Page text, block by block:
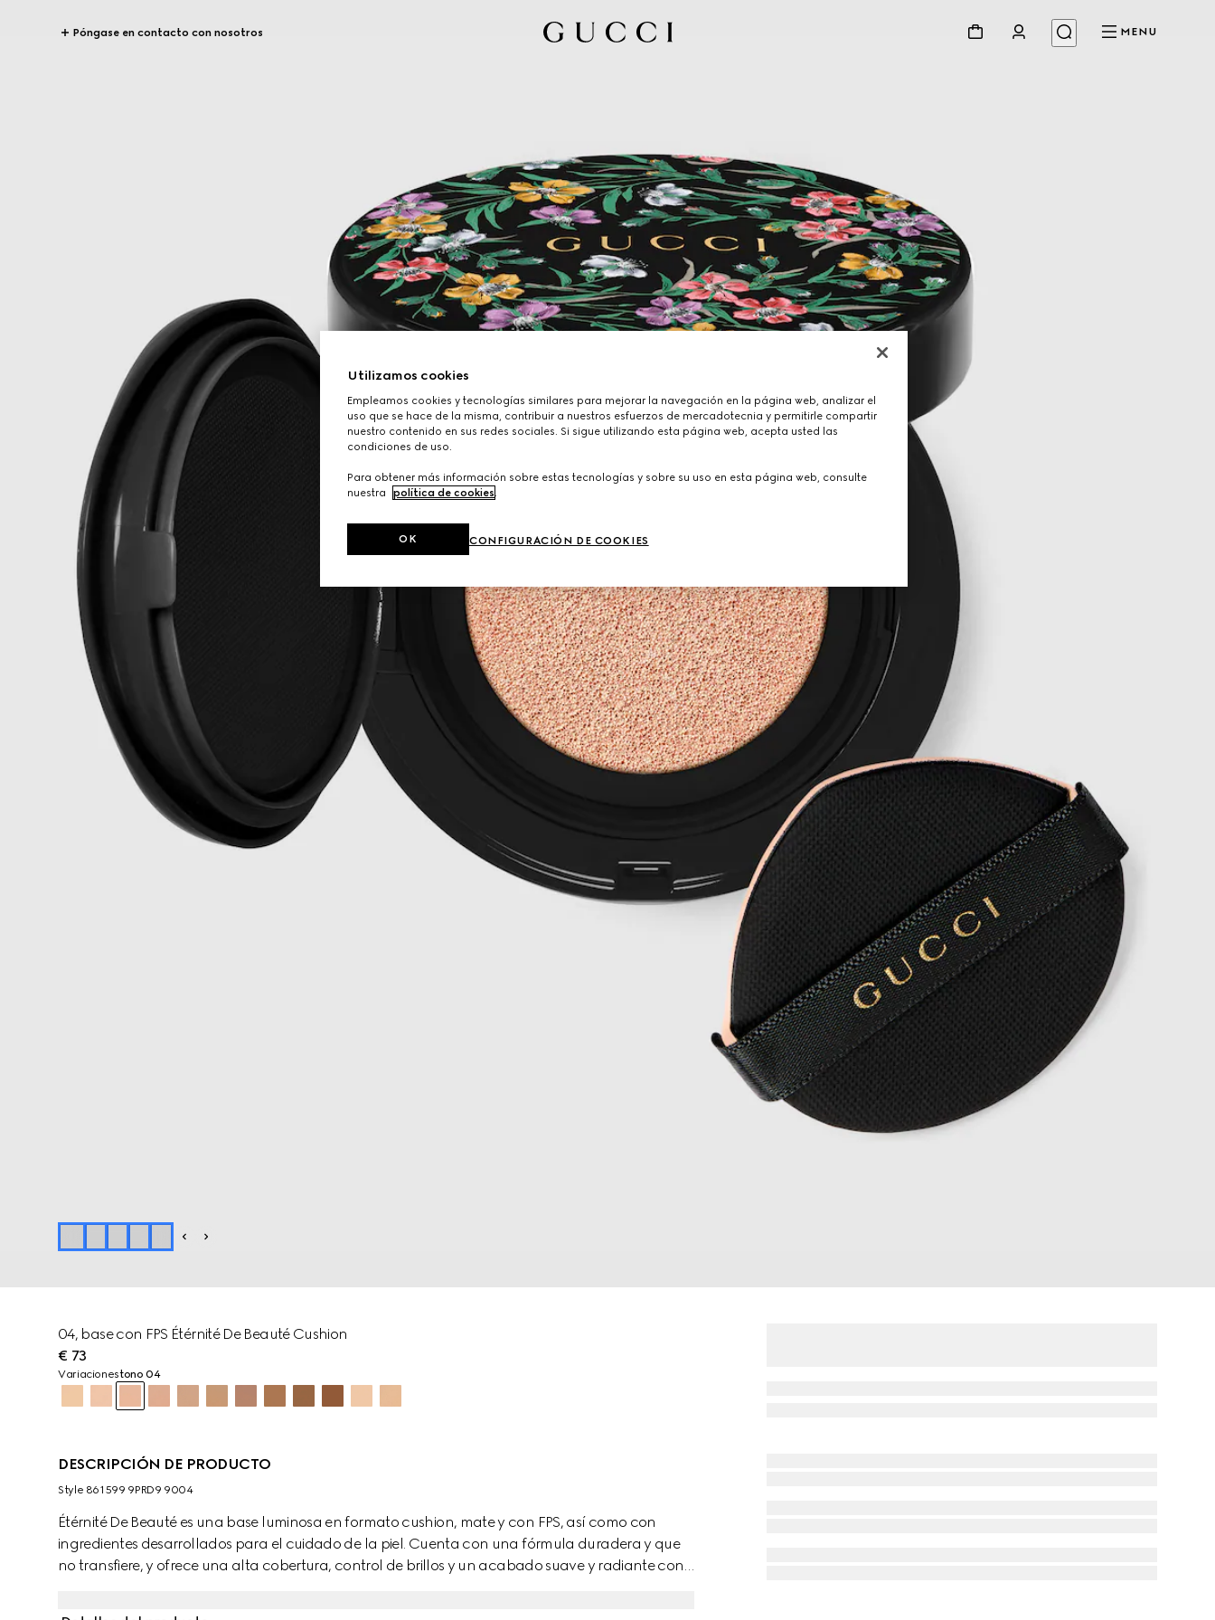
Póngase en contacto con nosotros MENU
04, base con FPS Étérnité De Beauté Cushion
€ 73
Variacionestono 04
DESCRIPCIÓN DE PRODUCTO
Style ‎861599 9PRD9 9004
Étérnité De Beauté es una base luminosa en formato cushion, mate y con FPS, así como con
ingredientes desarrollados para el cuidado de la piel. Cuenta con una fórmula duradera y que
no transfiere, y ofrece una alta cobertura, control de brillos y un acabado suave y radiante con
Utilizamos cookies
Empleamos cookies y tecnologías similares para mejorar la navegación en la página web, analizar el
uso que se hace de la misma, contribuir a nuestros esfuerzos de mercadotecnia y permitirle compartir
nuestro contenido en sus redes sociales. Si sigue utilizando esta página web, acepta usted las
condiciones de uso.
Para obtener más información sobre estas tecnologías y sobre su uso en esta página web, consulte
nuestra
política de cookies.
CONFIGURACIÓN DE COOKIES
OK